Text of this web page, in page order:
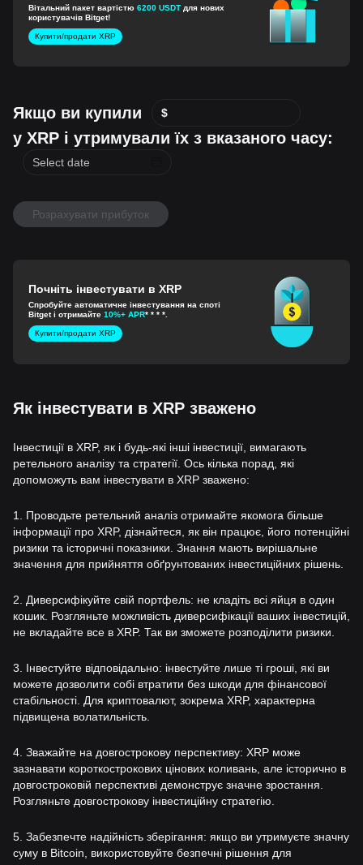
Вітальний пакет вартістю6200 USDT для нових
користувачів Bitget!
Купити/продати XRP
Якщо ви купили $
у XRP і утримували їх з вказаного часу:
Розрахувати прибуток
Почніть інвестувати в XRP
Спробуйте автоматичне інвестування на споті
Bitget і отримайте10%+ APR* * * *.
Купити/продати XRP
Як інвестувати в XRP зважено
Інвестиції в XRP, як і будь-які інші інвестиції, вимагають
ретельного аналізу та стратегії. Ось кілька порад, які
допоможуть вам інвестувати в XRP зважено:
1. Проводьте ретельний аналіз отримайте якомога більше
інформації про XRP, дізнайтеся, як він працює, його потенційні
ризики та історичні показники. Знання мають вирішальне
значення для прийняття обґрунтованих інвестиційних рішень.
2. Диверсифікуйте свій портфель: не кладіть всі яйця в один
кошик. Розгляньте можливість диверсифікації ваших інвестицій,
не вкладайте все в XRP. Так ви зможете розподілити ризики.
3. Інвестуйте відповідально: інвестуйте лише ті гроші, які ви
можете дозволити собі втратити без шкоди для фінансової
стабільності. Для криптовалют, зокрема XRP, характерна
підвищена волатильність.
4. Зважайте на довгострокову перспективу: XRP може
зазнавати короткострокових цінових коливань, але історично в
довгостроковій перспективі демонструє значне зростання.
Розгляньте довгострокову інвестиційну стратегію.
5. Забезпечте надійність зберігання: якщо ви утримуєте значну
суму в Bitcoin, використовуйте безпечні рішення для